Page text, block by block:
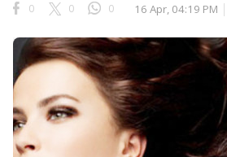
0 0 0 16 Apr, 04:19 PM